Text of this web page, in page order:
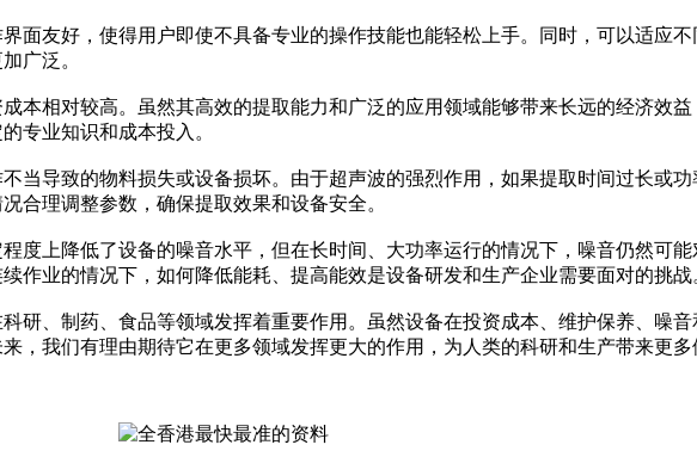
友好，使得用户即使不具备专业的操作技能也能轻松上手。同时，可以适应不
广泛。
相对较高。虽然其高效的提取能力和广泛的应用领域能够带来长远的经济效益
专业知识和成本投入。
导致的物料损失或设备损坏。由于超声波的强烈作用，如果提取时间过长或功
合理调整参数，确保提取效果和设备安全。
上降低了设备的噪音水平，但在长时间、大功率运行的情况下，噪音仍然可能
作业的情况下，如何降低能耗、提高能效是设备研发和生产企业需要面对的挑战
、制药、食品等领域发挥着重要作用。虽然设备在投资成本、维护保养、噪
，我们有理由期待它在更多领域发挥更大的作用，为人类的科研和生产带来更多